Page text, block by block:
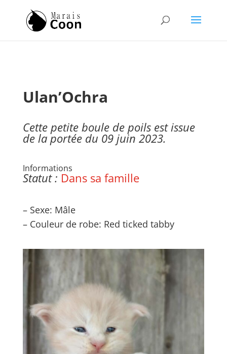
Ulan’Ochra
Cette petite boule de poils est issue
de la portée du 09 juin 2023.
Informations
Statut : Dans sa famille
– Sexe: Mâle
– Couleur de robe: Red ticked tabby